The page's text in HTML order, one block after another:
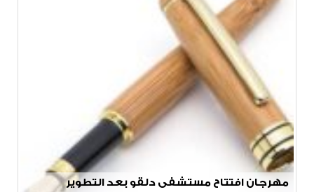
مهرجان افتتاح مستشفى دلقو بعد التطوير